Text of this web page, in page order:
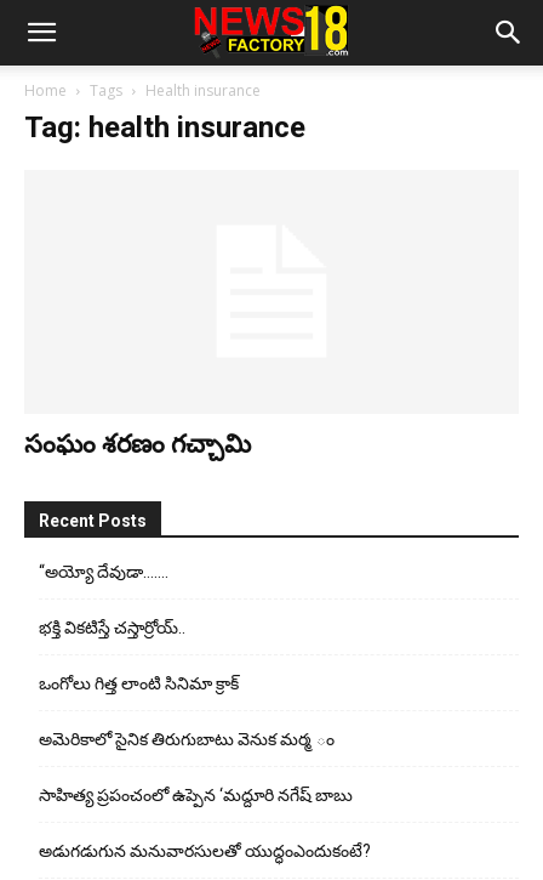
Home Tags Health insurance
Tag: health insurance
సంఘం శరణం గచ్చామి
Recent Posts
“అయ్యో దేవుడా…….
భ‌క్తి విక‌టిస్తే చ‌స్తార్రోయ్‌..
ఒంగోలు గిత్త లాంటి సినిమా క్రాక్
అమెరికాలో సైనిక తిరుగుబాటు వెనుక మర్మ ం
సాహిత్య ప్రపంచంలో ఉప్పెన ‘మద్దూరి నగేష్ బాబు
అడుగ‌డుగున మ‌నువార‌సుల‌తో యుద్ధంఎందుకంటే?